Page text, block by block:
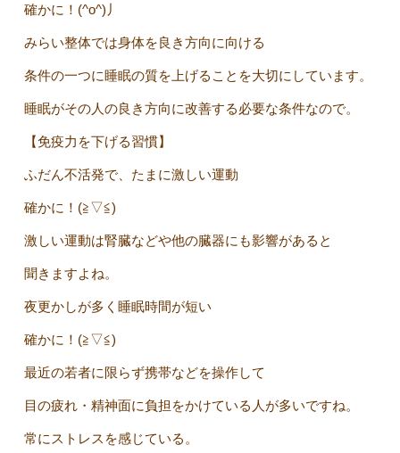
確かに！(^o^)丿
みらい整体では身体を良き方向に向ける
条件の一つに睡眠の質を上げることを大切にしています。
睡眠がその人の良き方向に改善する必要な条件なので。
【免疫力を下げる習慣】
ふだん不活発で、たまに激しい運動
確かに！(≧▽≦)
激しい運動は腎臓などや他の臓器にも影響があると
聞きますよね。
夜更かしが多く睡眠時間が短い
確かに！(≧▽≦)
最近の若者に限らず携帯などを操作して
目の疲れ・精神面に負担をかけている人が多いですね。
常にストレスを感じている。